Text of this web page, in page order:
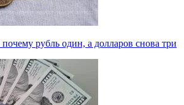
рубль один, а долларов снова три